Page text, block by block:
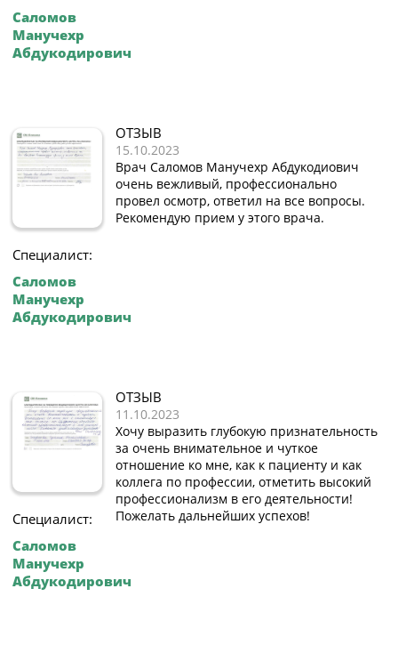
Саломов
Манучехр
Абдукодирович
Специалист:
Саломов
Манучехр
Абдукодирович
ОТЗЫВ
15.10.2023
Врач Саломов Манучехр Абдукодиович
очень вежливый, профессионально
провел осмотр, ответил на все вопросы.
Рекомендую прием у этого врача.
Специалист:
Саломов
Манучехр
Абдукодирович
ОТЗЫВ
11.10.2023
Хочу выразить глубокую признательность
за очень внимательное и чуткое
отношение ко мне, как к пациенту и как
коллега по профессии, отметить высокий
профессионализм в его деятельности!
Пожелать дальнейших успехов!